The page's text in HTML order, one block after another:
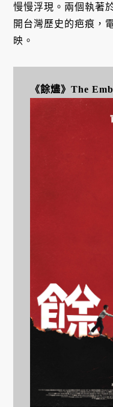
慢慢浮現。兩個執著
開台灣歷史的疤痕，
映。
《餘燼》The